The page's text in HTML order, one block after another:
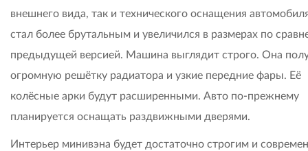
внешнего вида, так и технического оснащения
стал более брутальным и увеличился в размерах по
предыдущей версией. Машина выглядит строго. Она
огромную решётку радиатора и узкие передние фары. Её
колёсные арки будут расширенными. Авто по-прежнему
планируется оснащать раздвижными дверями.
Интерьер минивэна будет достаточно строгим и